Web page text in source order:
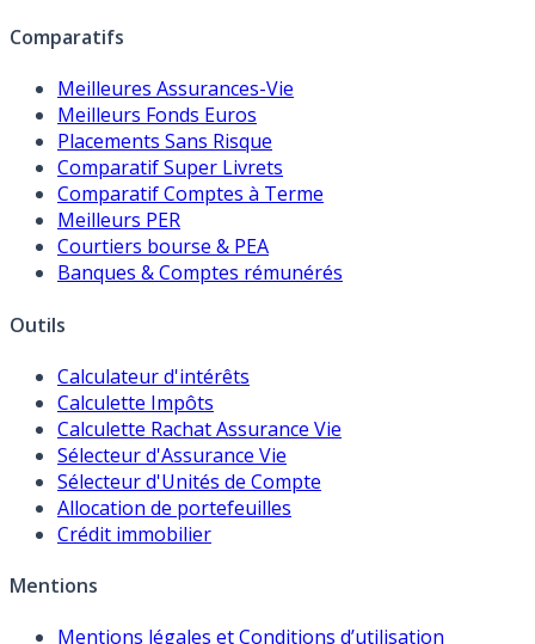
Comparatifs
Meilleures Assurances-Vie
Meilleurs Fonds Euros
Placements Sans Risque
Comparatif Super Livrets
Comparatif Comptes à Terme
Meilleurs PER
Courtiers bourse & PEA
Banques & Comptes rémunérés
Outils
Calculateur d'intérêts
Calculette Impôts
Calculette Rachat Assurance Vie
Sélecteur d'Assurance Vie
Sélecteur d'Unités de Compte
Allocation de portefeuilles
Crédit immobilier
Mentions
Mentions légales et Conditions d’utilisation